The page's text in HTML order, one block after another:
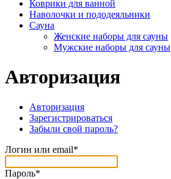
Коврики для ванной
Наволочки и пододеяльники
Сауна
Женские наборы для сауны
Мужские наборы для сауны
Авторизация
Авторизация
Зарегистрироваться
Забыли свой пароль?
Логин или email*
Пароль*